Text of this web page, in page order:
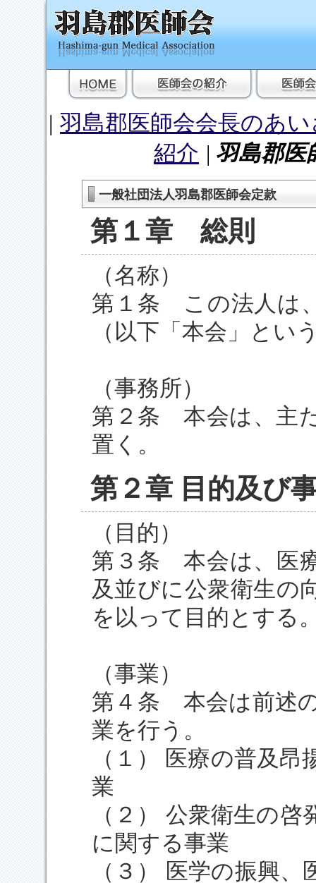
| 羽島郡医師会会長のあ
紹介 | 羽島郡医
一般社団法人羽島郡医師会定款
第１章 総則
（名称）
第１条 この法人は
（以下「本会」とい
（事務所）
第２条 本会は、主
置く。
第２章 目的及び
（目的）
第３条 本会は、医
及並びに公衆衛生の
を以って目的とする
（事業）
第４条 本会は前述
業を行う。
（１） 医療の普及
業
（２） 公衆衛生の
に関する事業
（３） 医学の振興